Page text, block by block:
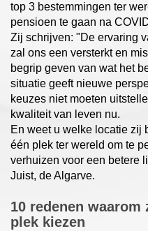
top 3 bestemmingen ter
pensioen te gaan na
Zij schrijven: "De ervaring
zal ons een versterkt en
begrip geven van wat het
situatie geeft nieuwe
keuzes niet moeten
kwaliteit van leven nu.
En weet u welke locatie zij
één plek ter wereld om te
verhuizen voor een betere
Juist, de Algarve.
10 redenen
plek kiezen